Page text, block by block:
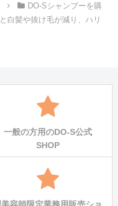
DO-Sシャンプーを購
白髪や抜け毛が減り、ハリ
一般の方用のDO-S公式
SHOP
容師限定業務用販売ショ